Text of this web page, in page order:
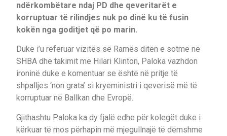
ndërkombëtare ndaj PD dhe qeveritarët e
korruptuar të rilindjes nuk po dinë ku të fusin
kokën nga goditjet që po marin.
Duke i’u referuar vizitës së Ramës ditën e sotme në
SHBA dhe takimit me Hilari Klinton, Paloka vazhdon
ironinë duke e komentuar se është në pritje të
shpalljes ‘non grata’ si kryeministri i qeverisë më të
korruptuar në Ballkan dhe Evropë.
Gjithashtu Paloka ka dy fjalë edhe për kolegët duke i
kërkuar të mos përhapin më mjegullnajë të dëmshme